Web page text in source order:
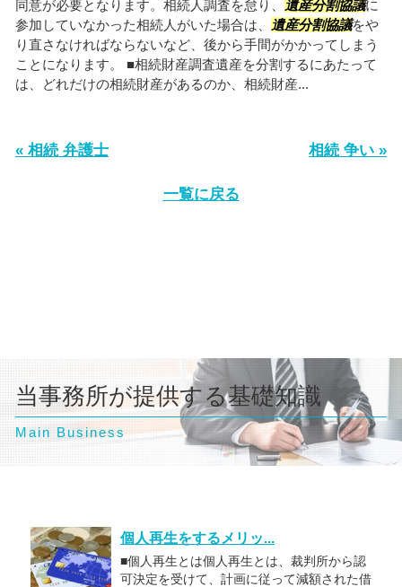
同意が必要となります。相続人調査を怠り、
遺産分割協議に
参加していなかった相続人がいた場合は、
遺産分割協議をや
り直さなければならないなど、後から手間がかかってしまう
ことになります。 ■相続財産調査遺産を分割するにあたって
は、どれだけの相続財産があるのか、相続財産...
« 相続 弁護士 相続 争い »
一覧に戻る
当事務所が提供する基礎知識
Main Business
個人再生をするメリッ...
■個人再生とは個人再生とは、裁判所から認
可決定を受けて、計画に従って減額された借